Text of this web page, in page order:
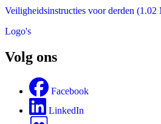
Veiligheidsinstructies voor derden (1.02
Logo's
Volg ons
Facebook
LinkedIn